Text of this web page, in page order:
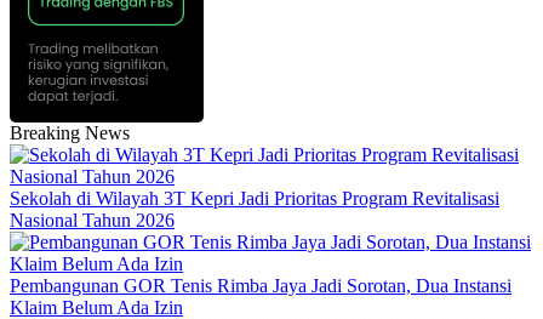
Breaking News
Sekolah di Wilayah 3T Kepri Jadi Prioritas Program Revitalisasi
Nasional Tahun 2026
Pembangunan GOR Tenis Rimba Jaya Jadi Sorotan, Dua Instansi
Klaim Belum Ada Izin